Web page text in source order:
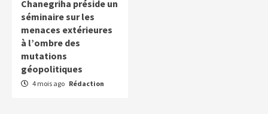
Chanegriha préside un
séminaire sur les
menaces extérieures
à l’ombre des
mutations
géopolitiques
4 mois ago Rédaction